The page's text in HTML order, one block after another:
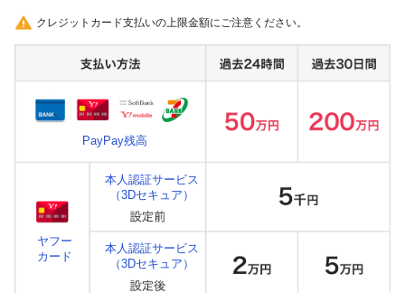
クレジットカード支払いの上限金額にご注意ください。
PayPay残高
ヤフー
カード
本人認証サービス
（3Dセキュア）
本人認証サービス
（3Dセキュア）